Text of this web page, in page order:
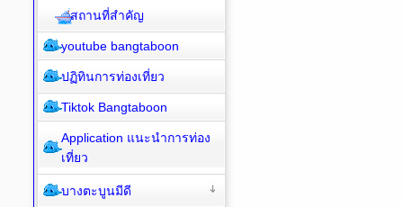
สถานที่สำคัญ
youtube bangtaboon
ปฏิทินการท่องเที่ยว
Tiktok Bangtaboon
Application แนะนำการท่อง
เที่ยว
บางตะบูนมีดี